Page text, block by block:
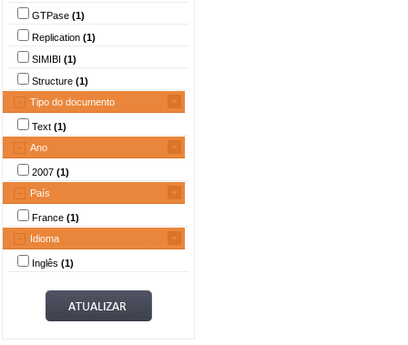
GTPase (1)
Replication (1)
SIMIBI (1)
Structure (1)
Tipo do documento
Text (1)
Ano
2007 (1)
País
France (1)
Idioma
Inglês (1)